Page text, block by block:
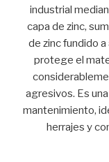
industrial
capa de zinc,
de zinc fundido
protege el
agresivos. Es
mantenimiento,
herrajes y